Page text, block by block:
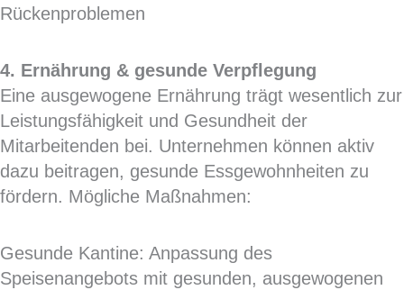
Rückenproblemen
4. Ernährung & gesunde Verpflegung
Eine ausgewogene Ernährung trägt wesentlich zur
Leistungsfähigkeit und Gesundheit der
Mitarbeitenden bei. Unternehmen können aktiv
dazu beitragen, gesunde Essgewohnheiten zu
fördern. Mögliche Maßnahmen:
Gesunde Kantine: Anpassung des
Speisenangebots mit gesunden, ausgewogenen